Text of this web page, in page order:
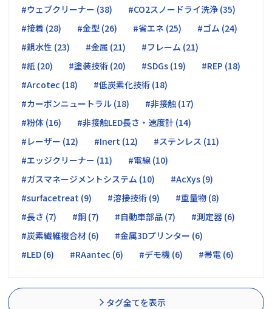
#ウェブクリーナー (38)
#CO2スノードライ洗浄 (35)
#接着 (28)
#金型 (26) #省エネ (25)
#ゴム (24)
#親水性 (23)
#金属 (21)
#フレーム (21)
#紙 (20)
#塗装技術 (20) #SDGs (19)
#REP (18)
#Arcotec (18)
#低炭素化技術 (18)
#カーボンニュートラル (18)
#非接触 (17)
#粉体 (16)
#非接触LED長さ・速度計 (14)
#レーザー (12)
#Inert (12)
#ステンレス (11)
#エッジクリーナー (11)
#電線 (10)
#ガスマネージメントシステム (10)
#AcXys (9)
#surfacetreat (9)
#溶接技術 (9)
#重量物 (8)
#長さ (7)
#銅 (7) #自動車部品 (7)
#測定器 (6)
#炭素繊維複合材 (6)
#金属3Dプリンター (6)
#LED (6)
#RAantec (6) #デモ機 (6) #帯電 (6)
タグ全てを表示